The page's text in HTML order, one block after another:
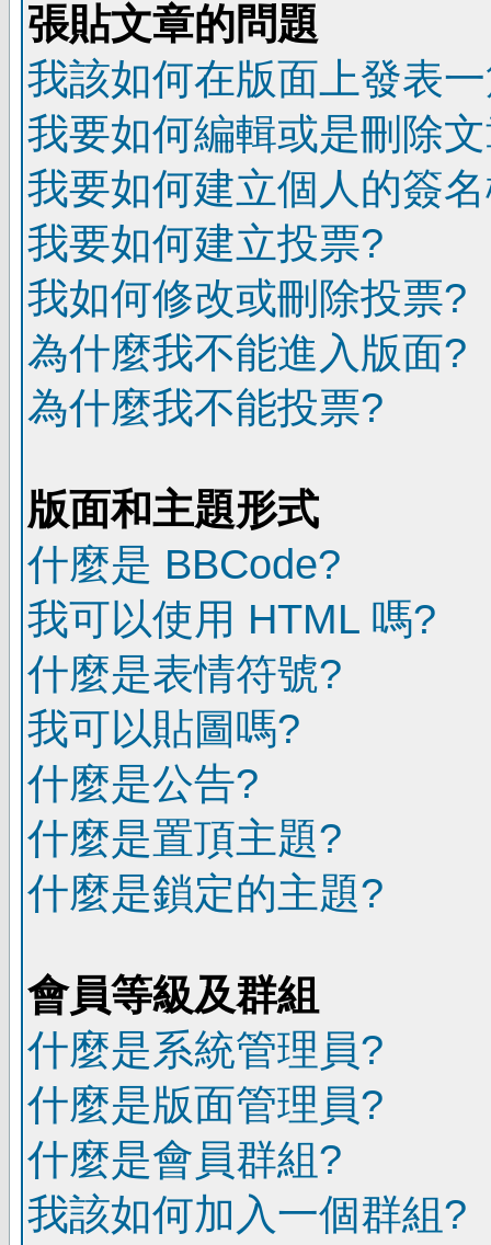
張貼文章的問題
我該如何在版面上發表
我要如何編輯或是刪除
我要如何建立個人的簽
我要如何建立投票?
我如何修改或刪除投票?
為什麼我不能進入版面?
為什麼我不能投票?
版面和主題形式
什麼是 BBCode?
我可以使用 HTML 嗎?
什麼是表情符號?
我可以貼圖嗎?
什麼是公告?
什麼是置頂主題?
什麼是鎖定的主題?
會員等級及群組
什麼是系統管理員?
什麼是版面管理員?
什麼是會員群組?
我該如何加入一個群組?